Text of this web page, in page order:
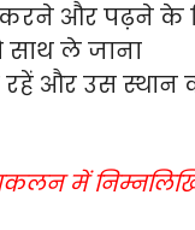
और पढ़ने के
साथ ले जाना
रहें और उस
में